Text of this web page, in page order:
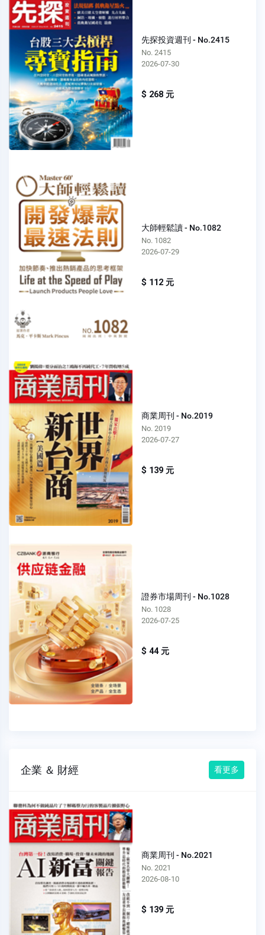
先探投資週刊 - No.2415
No. 2415
2026-07-30
$ 268 元
大師輕鬆讀 - No.1082
No. 1082
2026-07-29
$ 112 元
商業周刊 - No.2019
No. 2019
2026-07-27
$ 139 元
證券市場周刊 - No.1028
No. 1028
2026-07-25
$ 44 元
企業 ＆ 財經 看更多
商業周刊 - No.2021
No. 2021
2026-08-10
$ 139 元